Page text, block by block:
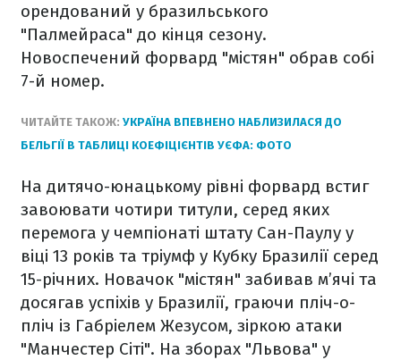
орендований у бразильського
"Палмейраса" до кінця сезону.
Новоспечений форвард "містян" обрав собі
7-й номер.
ЧИТАЙТЕ ТАКОЖ: УКРАЇНА ВПЕВНЕНО НАБЛИЗИЛАСЯ ДО
БЕЛЬГІЇ В ТАБЛИЦІ КОЕФІЦІЄНТІВ УЄФА: ФОТО
На дитячо-юнацькому рівні форвард встиг
завоювати чотири титули, серед яких
перемога у чемпіонаті штату Сан-Паулу у
віці 13 років та тріумф у Кубку Бразилії серед
15-річних. Новачок "містян" забивав м’ячі та
досягав успіхів у Бразилії, граючи пліч-о-
пліч із Габріелем Жезусом, зіркою атаки
"Манчестер Сіті". На зборах "Львова" у